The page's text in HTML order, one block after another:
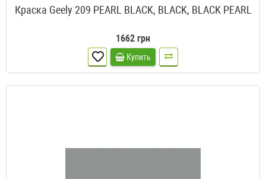
Краска Geely 209 PEARL BLACK, BLACK, BLACK PEARL
1662 грн
Купить